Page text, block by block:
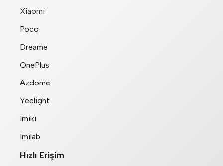
Xiaomi
Poco
Dreame
OnePlus
Azdome
Yeelight
Imiki
Imilab
Hızlı Erişim